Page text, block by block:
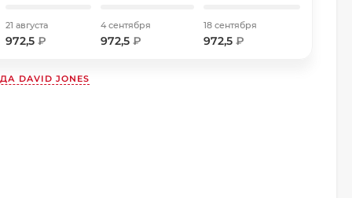
21 августа
972,5₽
4 сентября
972,5₽
18 сентября
972,5₽
DAVID JONES